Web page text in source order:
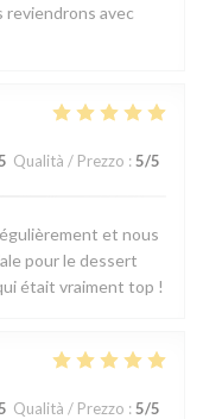
reviendrons avec
Qualità / Prezzo : 5/5
et nous
pour le dessert
était vraiment top !
Qualità / Prezzo : 5/5